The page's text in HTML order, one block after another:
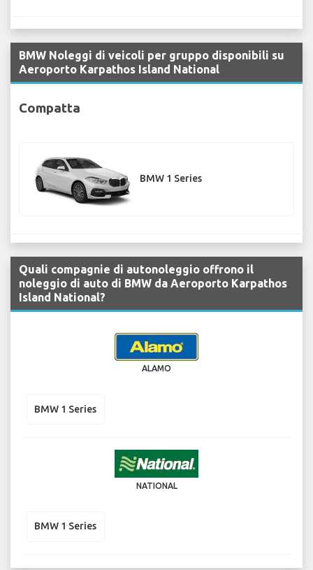
BMW Noleggi di veicoli per gruppo disponibili su
Aeroporto Karpathos Island National
Compatta
BMW 1 Series
Quali compagnie di autonoleggio offrono il
noleggio di auto di BMW da Aeroporto Karpathos
Island National?
ALAMO
BMW 1 Series
NATIONAL
BMW 1 Series